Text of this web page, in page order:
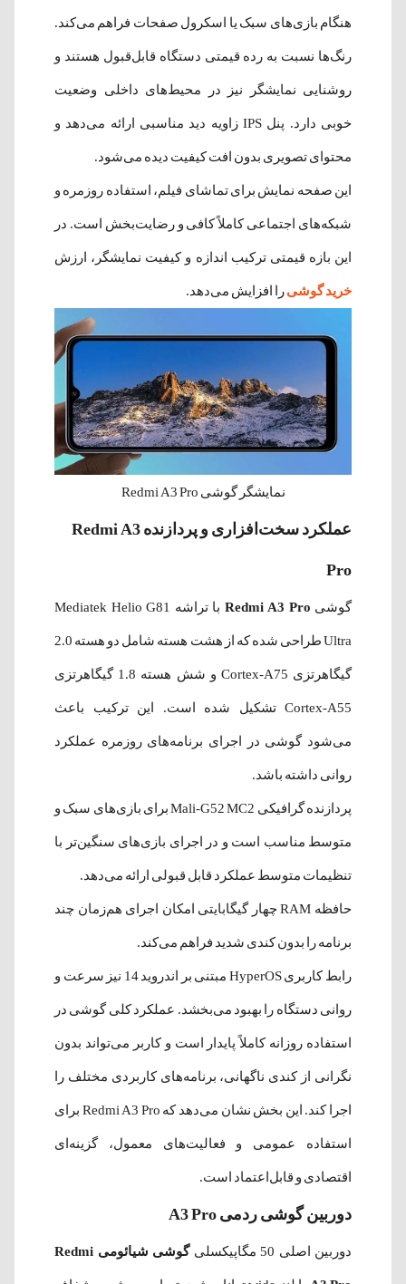
هنگام بازی‌های سبک یا اسکرول صفحات فراهم می‌کند.
رنگ‌ها نسبت به رده قیمتی دستگاه قابل‌قبول هستند و
روشنایی نمایشگر نیز در محیط‌های داخلی وضعیت
خوبی دارد. پنل IPS زاویه دید مناسبی ارائه می‌دهد و
محتوای تصویری بدون افت کیفیت دیده می‌شود.
این صفحه نمایش برای تماشای فیلم، استفاده روزمره و
شبکه‌های اجتماعی کاملاً کافی و رضایت‌بخش است. در
این بازه قیمتی ترکیب اندازه و کیفیت نمایشگر، ارزش
خرید گوشیرا افزایش می‌دهد.
نمایشگر گوشی Redmi A3 Pro
عملکرد سخت‌افزاری و پردازنده Redmi A3
Pro
گوشی Redmi A3 Pro با تراشه Mediatek Helio G81
Ultra طراحی شده که از هشت هسته شامل دو هسته 2.0
گیگاهرتزی Cortex-A75 و شش هسته 1.8 گیگاهرتزی
Cortex-A55 تشکیل شده است. این ترکیب باعث
می‌شود گوشی در اجرای برنامه‌های روزمره عملکرد
روانی داشته باشد.
پردازنده گرافیکی Mali-G52 MC2 برای بازی‌های سبک و
متوسط مناسب است و در اجرای بازی‌های سنگین‌تر با
تنظیمات متوسط عملکرد قابل قبولی ارائه می‌دهد.
حافظه RAM چهار گیگابایتی امکان اجرای هم‌زمان چند
برنامه را بدون کندی شدید فراهم می‌کند.
رابط کاربری HyperOS مبتنی بر اندروید 14 نیز سرعت و
روانی دستگاه را بهبود می‌بخشد. عملکرد کلی گوشی در
استفاده روزانه کاملاً پایدار است و کاربر می‌تواند بدون
نگرانی از کندی ناگهانی، برنامه‌های کاربردی مختلف را
اجرا کند. این بخش نشان می‌دهد که Redmi A3 Pro برای
استفاده عمومی و فعالیت‌های معمول، گزینه‌ای
اقتصادی و قابل‌اعتماد است.
دوربین گوشی ردمی A3 Pro
دوربین اصلی 50 مگاپیکسلی گوشی شیائومی Redmi